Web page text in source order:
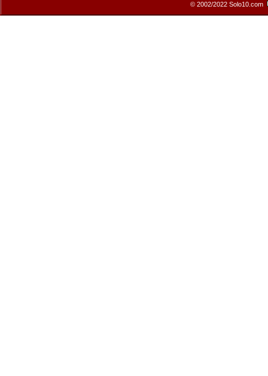
© 2002/2022 Solo10.com